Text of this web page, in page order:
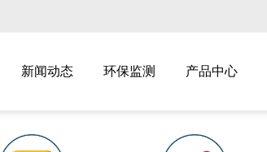
新闻动态 环保监测 产品中心